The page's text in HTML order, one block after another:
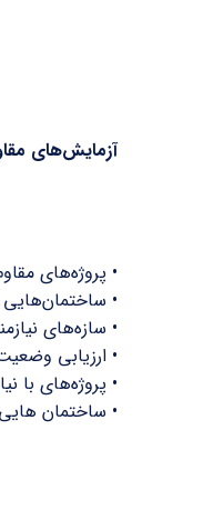
آزمایش‌های
• پروژه‌های
•
• سازه‌های
• ارزیابی
• پروژه‌های با
• ساختمان